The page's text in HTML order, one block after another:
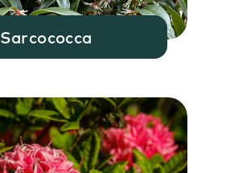
Sarcococca